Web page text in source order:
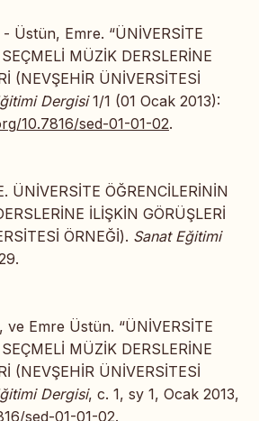
Üstün, Emre. “ÜNİVERSİTE
MÜZİK DERSLERİNE
(NEVŞEHİR ÜNİVERSİTESİ
Dergisi1/1 (01 Ocak 2013):
10.7816/sed-01-01-02.
ÜNİVERSİTE ÖĞRENCİLERİNİN
İLİŞKİN GÖRÜŞLERİ
ÖRNEĞİ). Sanat Eğitimi
ve Emre Üstün. “ÜNİVERSİTE
MÜZİK DERSLERİNE
(NEVŞEHİR ÜNİVERSİTESİ
Dergisi, c. 1, sy 1, Ocak 2013,
sed-01-01-02.